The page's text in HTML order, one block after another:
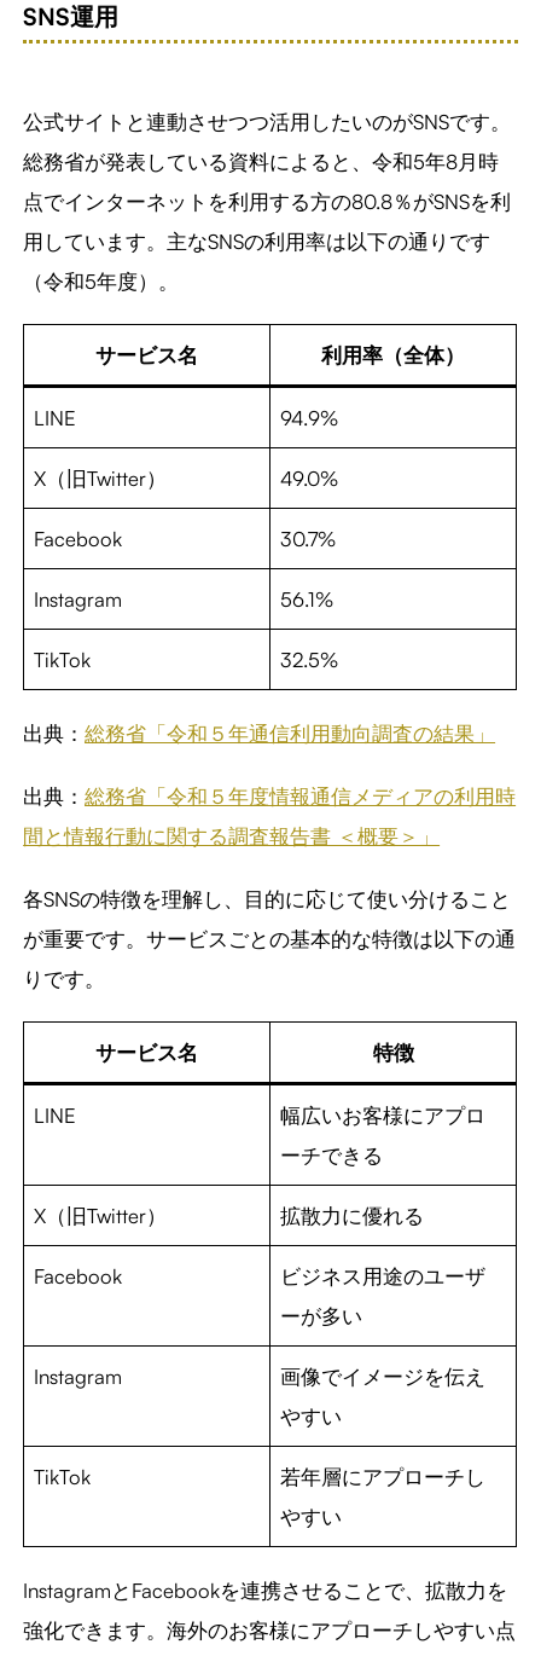
SNS運用
公式サイトと連動させつつ活用したいのがSNSです。
総務省が発表している資料によると、令和5年8月時
点でインターネットを利用する方の80.8％がSNSを利
用しています。主なSNSの利用率は以下の通りです
（令和5年度）。
サービス名 利用率（全体）
LINE 94.9%
X（旧Twitter） 49.0%
Facebook 30.7%
Instagram 56.1%
TikTok 32.5%
出典：総務省「令和５年通信利用動向調査の結果」
出典：総務省「令和５年度情報通信メディアの利用時
間と情報行動に関する調査報告書 ＜概要＞」
各SNSの特徴を理解し、目的に応じて使い分けること
が重要です。サービスごとの基本的な特徴は以下の通
りです。
サービス名 特徴
LINE
幅広いお客様にアプロ
ーチできる
X（旧Twitter） 拡散力に優れる
Facebook
ビジネス用途のユーザ
ーが多い
Instagram
画像でイメージを伝え
やすい
TikTok
若年層にアプローチし
やすい
InstagramとFacebookを連携させることで、拡散力を
強化できます。海外のお客様にアプローチしやすい点